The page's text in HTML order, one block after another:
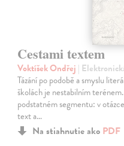
Cestami textem
Voktíšek Ondřej |
Tázání po podobě a smyslu
školách je nestabilním
podstatném segmentu: v
text a…
Na stiahnutie ako PDF